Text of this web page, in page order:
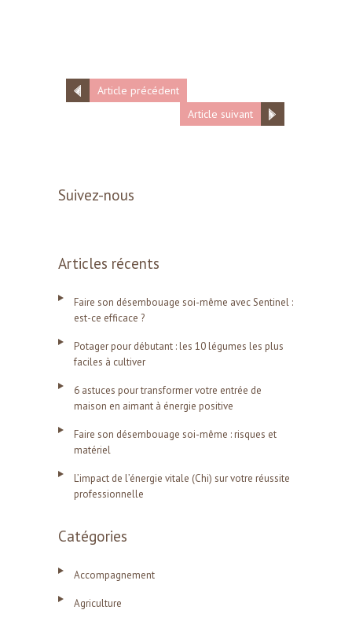
Article précédent
Article suivant
Suivez-nous
Articles récents
Faire son désembouage soi-même avec Sentinel :
est-ce efficace ?
Potager pour débutant : les 10 légumes les plus
faciles à cultiver
6 astuces pour transformer votre entrée de
maison en aimant à énergie positive
Faire son désembouage soi-même : risques et
matériel
L’impact de l’énergie vitale (Chi) sur votre réussite
professionnelle
Catégories
Accompagnement
Agriculture